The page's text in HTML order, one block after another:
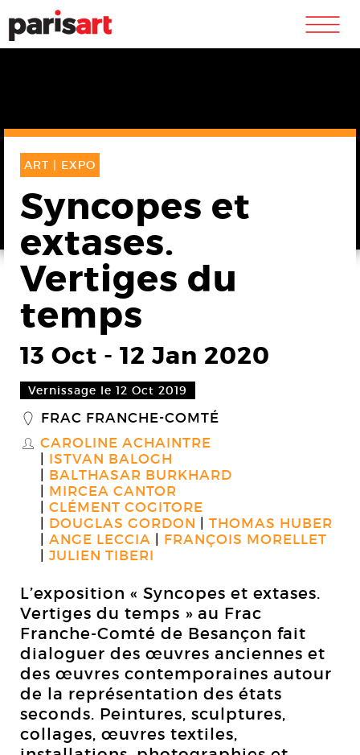
m
ART | EXPO
Syncopes et
extases.
Vertiges du
temps
13 Oct - 12 Jan 2020
Vernissage le 12 Oct 2019
_ FRAC FRANCHE-COMTÉ
S CAROLINE ACHAINTRE
ISTVAN BALOGH
BALTHASAR BURKHARD
MIRCEA CANTOR
CLÉMENT COGITORE
DOUGLAS GORDON
THOMAS HUBER
ANGE LECCIA
FRANÇOIS MORELLET
JULIEN TIBERI
L’exposition « Syncopes et extases.
Vertiges du temps » au Frac
Franche-Comté de Besançon fait
dialoguer des œuvres anciennes et
des œuvres contemporaines autour
de la représentation des états
seconds. Peintures, sculptures,
collages, œuvres textiles,